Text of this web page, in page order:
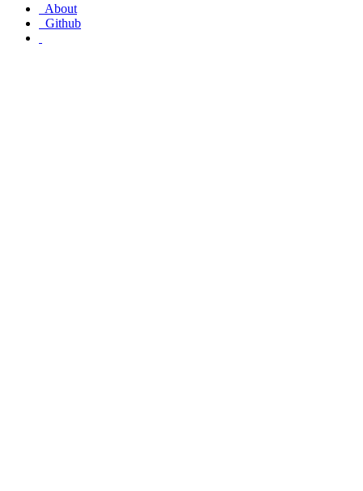
About
Github